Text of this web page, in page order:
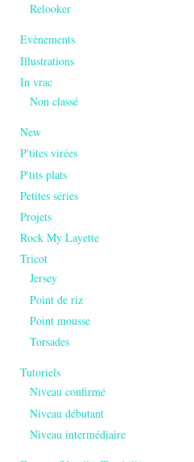
Relooker
Evènements
Illustrations
In vrac
Non classé
New
P'tites virées
P'tits plats
Petites séries
Projets
Rock My Layette
Tricot
Jersey
Point de riz
Point mousse
Torsades
Tutoriels
Niveau confirmé
Niveau débutant
Niveau intermédiaire